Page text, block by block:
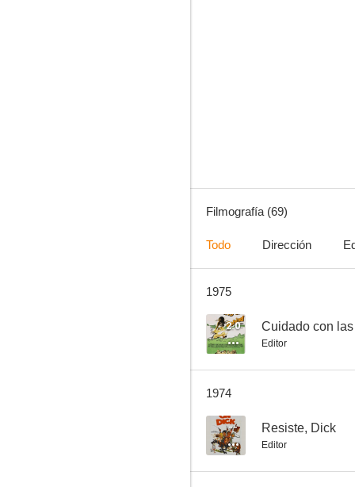
Filmografía (69)
Todo Dirección
1975
2.0 Cuidado con
Editor
1974
-- Resiste, Dick
Editor